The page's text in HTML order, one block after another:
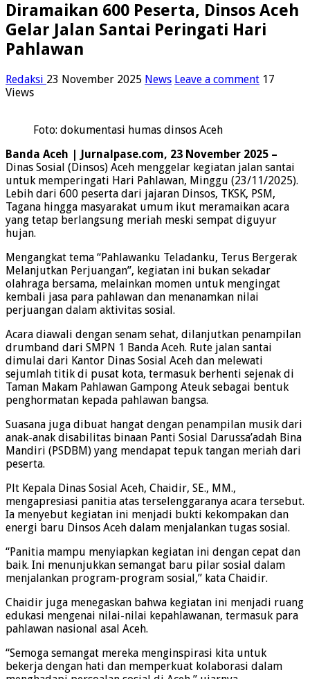
Diramaikan 600 Peserta, Dinsos Aceh
Gelar Jalan Santai Peringati Hari
Pahlawan
Redaksi 23 November 2025 News Leave a comment 17
Views
Foto: dokumentasi humas dinsos Aceh
Banda Aceh | Jurnalpase.com, 23 November 2025 –
Dinas Sosial (Dinsos) Aceh menggelar kegiatan jalan santai
untuk memperingati Hari Pahlawan, Minggu (23/11/2025).
Lebih dari 600 peserta dari jajaran Dinsos, TKSK, PSM,
Tagana hingga masyarakat umum ikut meramaikan acara
yang tetap berlangsung meriah meski sempat diguyur
hujan.
Mengangkat tema “Pahlawanku Teladanku, Terus Bergerak
Melanjutkan Perjuangan”, kegiatan ini bukan sekadar
olahraga bersama, melainkan momen untuk mengingat
kembali jasa para pahlawan dan menanamkan nilai
perjuangan dalam aktivitas sosial.
Acara diawali dengan senam sehat, dilanjutkan penampilan
drumband dari SMPN 1 Banda Aceh. Rute jalan santai
dimulai dari Kantor Dinas Sosial Aceh dan melewati
sejumlah titik di pusat kota, termasuk berhenti sejenak di
Taman Makam Pahlawan Gampong Ateuk sebagai bentuk
penghormatan kepada pahlawan bangsa.
Suasana juga dibuat hangat dengan penampilan musik dari
anak-anak disabilitas binaan Panti Sosial Darussa’adah Bina
Mandiri (PSDBM) yang mendapat tepuk tangan meriah dari
peserta.
Plt Kepala Dinas Sosial Aceh, Chaidir, SE., MM.,
mengapresiasi panitia atas terselenggaranya acara tersebut.
Ia menyebut kegiatan ini menjadi bukti kekompakan dan
energi baru Dinsos Aceh dalam menjalankan tugas sosial.
“Panitia mampu menyiapkan kegiatan ini dengan cepat dan
baik. Ini menunjukkan semangat baru pilar sosial dalam
menjalankan program-program sosial,” kata Chaidir.
Chaidir juga menegaskan bahwa kegiatan ini menjadi ruang
edukasi mengenai nilai-nilai kepahlawanan, termasuk para
pahlawan nasional asal Aceh.
“Semoga semangat mereka menginspirasi kita untuk
bekerja dengan hati dan memperkuat kolaborasi dalam